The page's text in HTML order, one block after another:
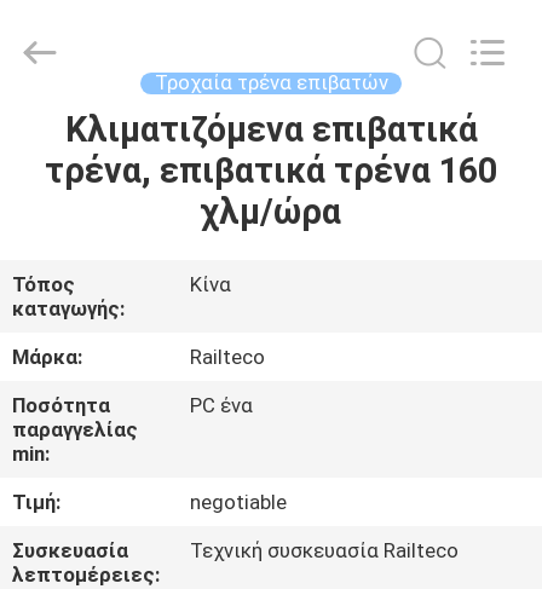
ΣΠΊΤΙ
ΠΕΡΊΠΟΥ
ΕΜΕΊΣ
ΓΎΡΟΣ
ΕΡΓΟΣΤΑΣΊΩΝ
ΠΟΙΟΤΙΚΌΣ
ΈΛΕΓΧΟΣ
Ltd..
Τροχαία τρένα επιβατών
Κλιματιζόμενα επιβατικά
τρένα, επιβατικά τρένα 160
χλμ/ώρα
Τόπος
καταγωγής:
Κίνα
Μάρκα:
Railteco
Ποσότητα
παραγγελίας
min:
PC ένα
Τιμή:
negotiable
Συσκευασία
λεπτομέρειες:
Τεχνική συσκευασία Railteco